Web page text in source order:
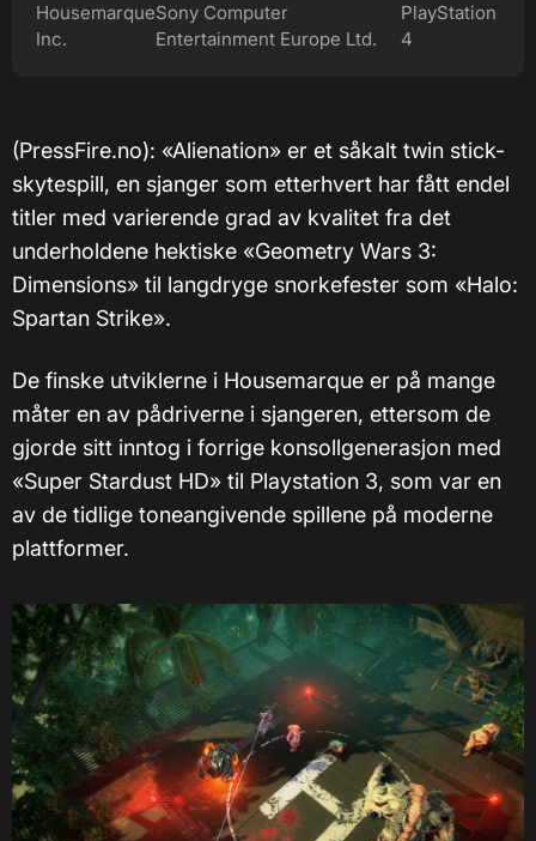
Housemarque
Inc.
Sony Computer
Entertainment Europe Ltd.
PlayStation
4
(PressFire.no): «Alienation» er et såkalt twin stick-
skytespill, en sjanger som etterhvert har fått endel
titler med varierende grad av kvalitet fra det
underholdene hektiske «Geometry Wars 3:
Dimensions» til langdryge snorkefester som «Halo:
Spartan Strike».
De finske utviklerne i Housemarque er på mange
måter en av pådriverne i sjangeren, ettersom de
gjorde sitt inntog i forrige konsollgenerasjon med
«Super Stardust HD» til Playstation 3, som var en
av de tidlige toneangivende spillene på moderne
plattformer.